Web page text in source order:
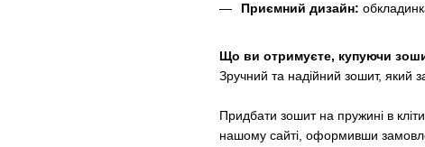
Приємний дизайн:
Що ви отримуєте, купуючи
Зручний та надійний зошит, який
Придбати зошит на пружині в
нашому сайті, оформивши